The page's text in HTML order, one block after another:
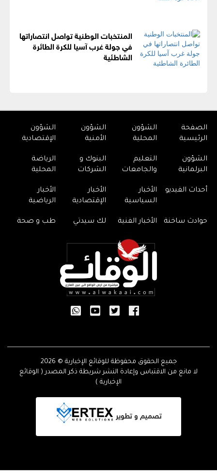
المنتخبات الوطنية تواصل انتصاراتها
في جولة غرب آسيا للكرة الطائرة
الشاطئية
الصفحة
الرئيسية
الشؤون
المحلية
الشؤون
الأمنية
الشؤون
الإقتصادية
الشؤون
البرلمانية
التعليم
والجامعات
البنوك و
الشركات
الرياضة
المحلية
أحداث الفيديو
الأخبار
السياسية
الأخبار
الإقتصادية
الأخبار
الرياضية
حوادث ساخنة الأخبار الفنية لك سيدتي طب و صحة
جميع الحقوق محفوظة للوقائع الإخبارية © 2026
لا مانع من الاقتباس وإعادة النشر شريطة ذكر المصدر ( الوقائع
الإخبارية )
تصميم و تطوير